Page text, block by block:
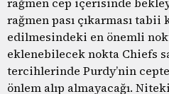
rağmen pası çıkarması
edilmesindeki en önemli
eklenebilecek nokta Chiefs
tercihlerinde Purdy’nin
önlem alıp almayacağı.